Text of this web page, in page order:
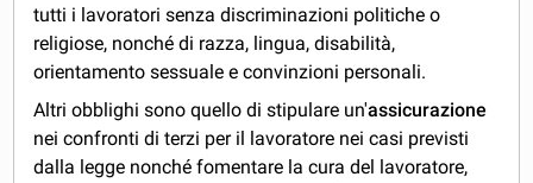
tutti i lavoratori senza discriminazioni politiche o
religiose, nonché di razza, lingua, disabilità,
orientamento sessuale e convinzioni personali.
Altri obblighi sono quello di stipulare un'assicurazione
nei confronti di terzi per il lavoratore nei casi previsti
dalla legge nonché fomentare la cura del lavoratore,